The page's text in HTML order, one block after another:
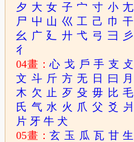
夕 大 女 子 宀 寸 小 尢
尸 屮 山 巛 工 己 巾 干
幺 广 廴 廾 弋 弓 彐
彡
彳
04畫：心 戈 戶 手 支 攴
文 斗 斤 方 无 日 曰 月
木 欠 止 歹 殳 毋 比 毛
氏 气 水 火 爪 父 爻 爿
片 牙 牛 犬
05畫：玄 玉 瓜 瓦 甘 生